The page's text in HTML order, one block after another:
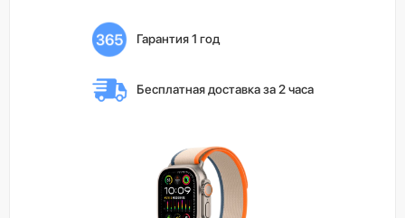
Гарантия 1 год
Бесплатная доставка за 2 часа